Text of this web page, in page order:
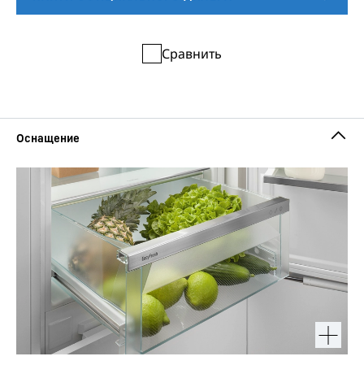
Сравнить